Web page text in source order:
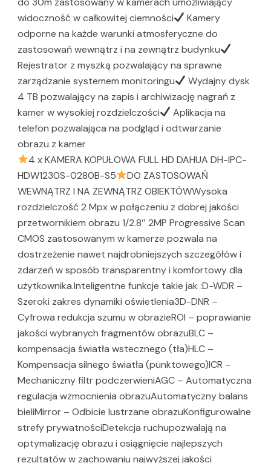
widoczność w całkowitej ciemności
Kamery
odporne na każde warunki atmosferyczne do
zastosowań wewnątrz i na zewnątrz budynku
Rejestrator z myszką pozwalający na sprawne
zarządzanie systemem monitoringu
Wydajny dysk
4 TB pozwalający na zapis i archiwizację nagrań z
kamer w wysokiej rozdzielczości
Aplikacja na
telefon pozwalająca na podgląd i odtwarzanie
obrazu z kamer
4 x KAMERA KOPUŁOWA FULL HD DAHUA DH-IPC-
HDW1230S-0280B-S5
DO ZASTOSOWAŃ
WEWNĄTRZ I NA ZEWNĄTRZ OBIEKTÓWWysoka
rozdzielczość 2 Mpx w połączeniu z dobrej jakości
przetwornikiem obrazu 1/2.8″ 2MP Progressive Scan
CMOS zastosowanym w kamerze pozwala na
dostrzeżenie nawet najdrobniejszych szczegółów i
zdarzeń w sposób transparentny i komfortowy dla
użytkownika.Inteligentne funkcje takie jak :D-WDR –
Szeroki zakres dynamiki oświetlenia3D-DNR –
Cyfrowa redukcja szumu w obrazieROI – poprawianie
jakości wybranych fragmentów obrazuBLC –
kompensacja światła wstecznego (tła)HLC –
Kompensacja silnego światła (punktowego)ICR –
Mechaniczny filtr podczerwieniAGC – Automatyczna
regulacja wzmocnienia obrazuAutomatyczny balans
bieliMirror – Odbicie lustrzane obrazuKonfigurowalne
strefy prywatnościDetekcja ruchupozwalają na
optymalizację obrazu i osiągnięcie najlepszych
rezultatów w zachowaniu najwyższej jakości